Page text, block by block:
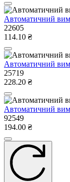
Автоматичний
22605
114.10 ₴
Автоматичний
25719
228.20 ₴
Автоматичний
92549
194.00 ₴